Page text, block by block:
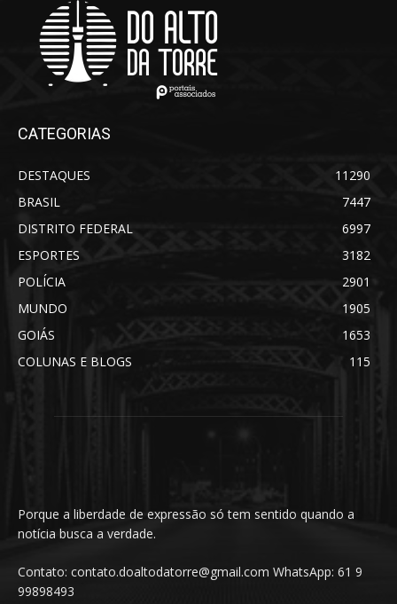
CATEGORIAS
DESTAQUES
11290
BRASIL
7447
DISTRITO FEDERAL
6997
ESPORTES
3182
POLÍCIA
2901
MUNDO
1905
GOIÁS
1653
COLUNAS E BLOGS
115
Porque a liberdade de expressão só tem sentido quando a
notícia busca a verdade.
Contato: contato.doaltodatorre@gmail.com WhatsApp: 61 9
99898493